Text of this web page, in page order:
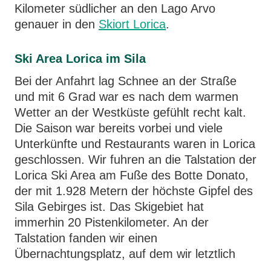
Kilometer südlicher an den Lago Arvo
genauer in den Skiort Lorica.
Ski Area Lorica im Sila
Bei der Anfahrt lag Schnee an der Straße
und mit 6 Grad war es nach dem warmen
Wetter an der Westküste gefühlt recht kalt.
Die Saison war bereits vorbei und viele
Unterkünfte und Restaurants waren in Lorica
geschlossen. Wir fuhren an die Talstation der
Lorica Ski Area am Fuße des Botte Donato,
der mit 1.928 Metern der höchste Gipfel des
Sila Gebirges ist. Das Skigebiet hat
immerhin 20 Pistenkilometer. An der
Talstation fanden wir einen
Übernachtungsplatz, auf dem wir letztlich